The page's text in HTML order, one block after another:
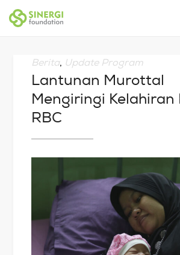
Berita, Update Program
Lantunan Murottal
Mengiringi Kelahiran
RBC